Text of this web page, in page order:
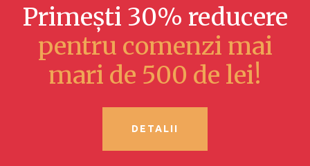
Primești 30% reducere
pentru comenzi mai
mari de 500 de lei!
DETALII